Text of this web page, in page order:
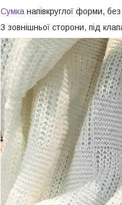
Сумка напівкруглої форми,
З зовнішньої сторони, під